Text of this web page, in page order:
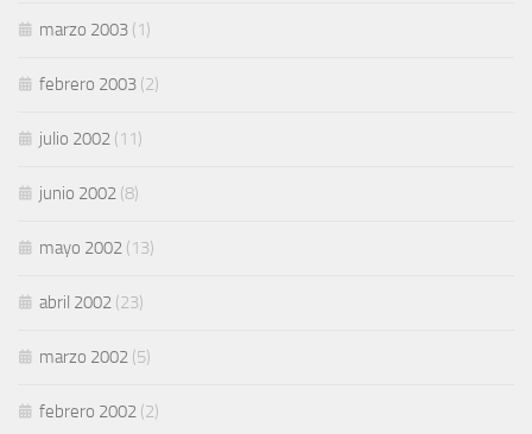
marzo 2003 (1)
febrero 2003 (2)
julio 2002 (11)
junio 2002 (8)
mayo 2002 (13)
abril 2002 (23)
marzo 2002 (5)
febrero 2002 (2)